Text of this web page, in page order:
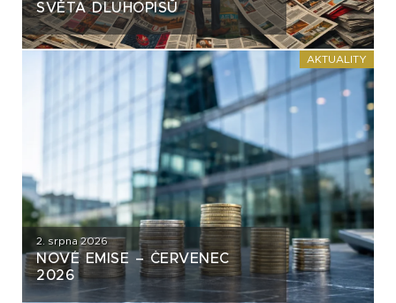
SVĚTA DLUHOPISŮ
AKTUALITY
2. srpna 2026
NOVÉ EMISE – ČERVENEC
2026